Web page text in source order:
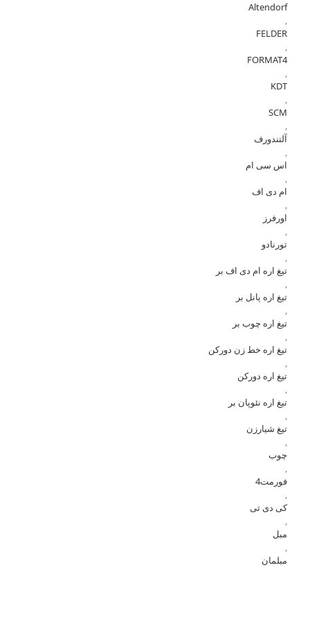
Altendorf
,
FELDER
,
FORMAT4
,
KDT
,
SCM
,
آلتندورف
,
اس سی ام
,
ام دی اف
,
اورفرز
,
تورنادو
,
تیغ اره ام دی اف بر
,
تیغ اره پانل بر
,
تیغ اره چوب بر
,
تیغ اره خط زن دورکن
,
تیغ اره دورکن
,
تیغ اره نئوپان بر
,
تیغ شیارزن
,
چوب
,
فورمت4
,
کی دی تی
,
مبل
,
مبلمان